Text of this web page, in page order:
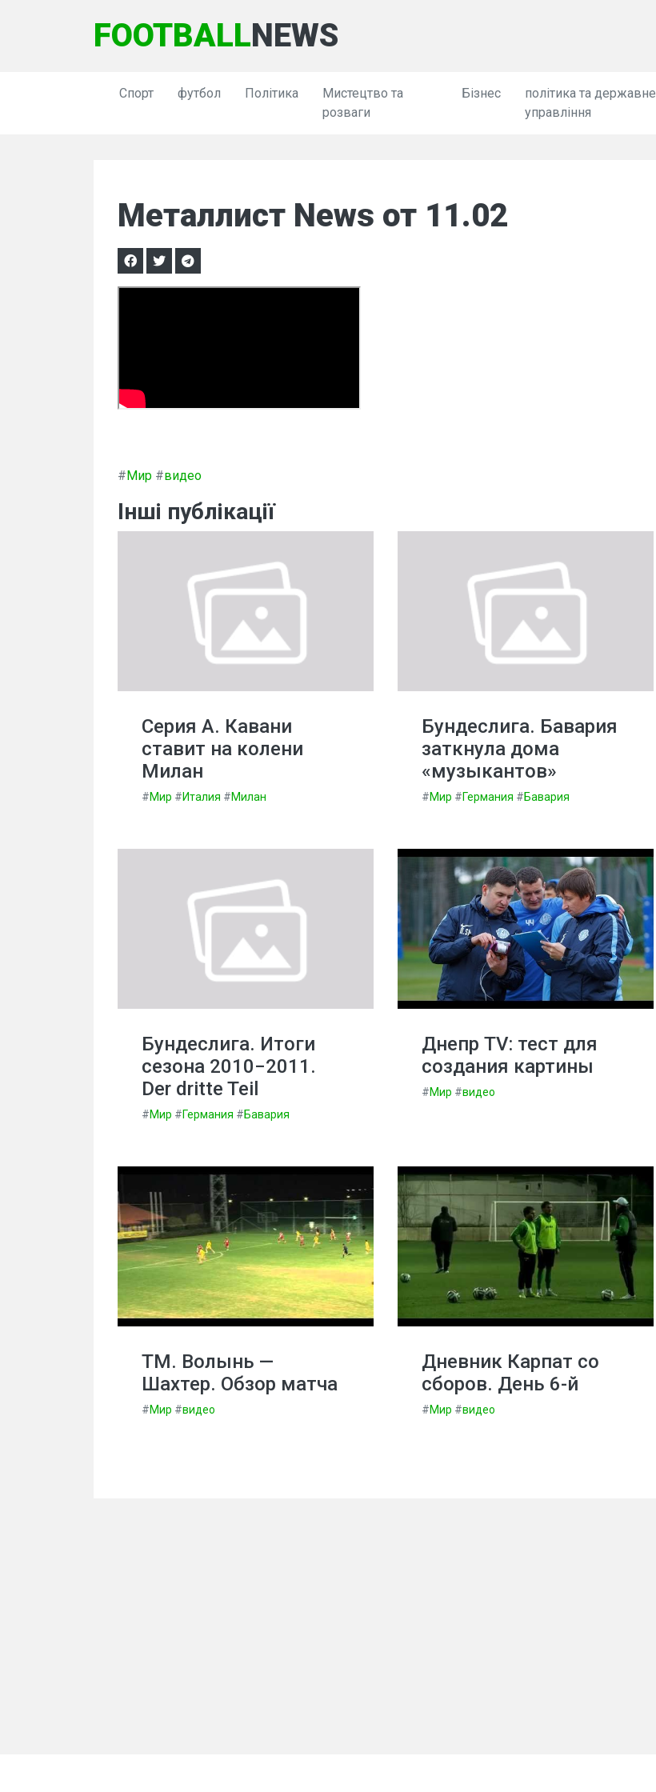
FOOTBALLNEWS
Спорт футбол Політика
Мистецтво та
розваги
Бізнес
політика та державне
управління
Металлист News от 11.02
#Мир #видео
Інші публікації
Серия А. Кавани
ставит на колени
Милан
#Мир #Италия #Милан
Бундеслига. Бавария
заткнула дома
«музыкантов»
#Мир #Германия #Бавария
Бундеслига. Итоги
сезона 2010−2011.
Der dritte Teil
#Мир #Германия #Бавария
Днепр TV: тест для
создания картины
#Мир #видео
ТМ. Волынь —
Шахтер. Обзор матча
#Мир #видео
Дневник Карпат со
сборов. День 6-й
#Мир #видео